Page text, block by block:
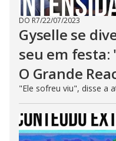
DO R7/22/07/2023
Gyselle se
seu em festa:
O Grande
"Ele sofreu viu", disse a